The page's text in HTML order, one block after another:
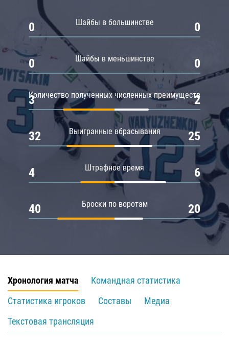
Шайбы в большинстве
0 0
Шайбы в меньшинстве
0 0
Количество полученных численных преимуществ
3 2
Выигранные вбрасывания
32 25
Штрафное время
4 6
Броски по воротам
40 20
Хронология матча
Командная статистика
Статистика игроков
Составы
Медиа
Текстовая трансляция